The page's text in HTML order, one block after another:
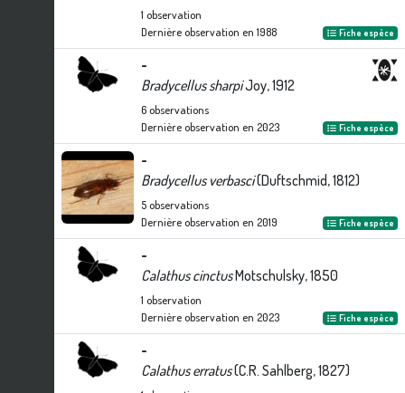
1 observation
Dernière observation en 1988 Fiche espèce
-
Bradycellus sharpiJoy, 1912
6observations
Dernière observation en 2023 Fiche espèce
-
Bradycellus verbasci(Duftschmid, 1812)
5observations
Dernière observation en 2019 Fiche espèce
-
Calathus cinctusMotschulsky, 1850
1 observation
Dernière observation en 2023 Fiche espèce
-
Calathus erratus(C.R. Sahlberg, 1827)